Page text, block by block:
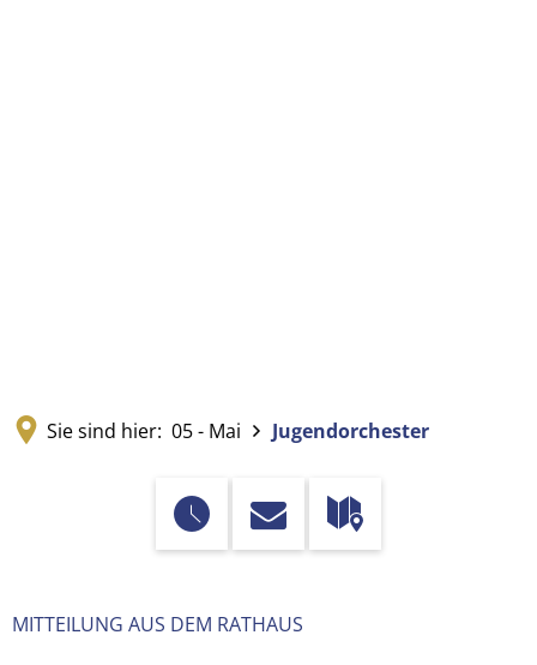
Sie sind hier: 05 - Mai Jugendorchester
MITTEILUNG AUS DEM RATHAUS